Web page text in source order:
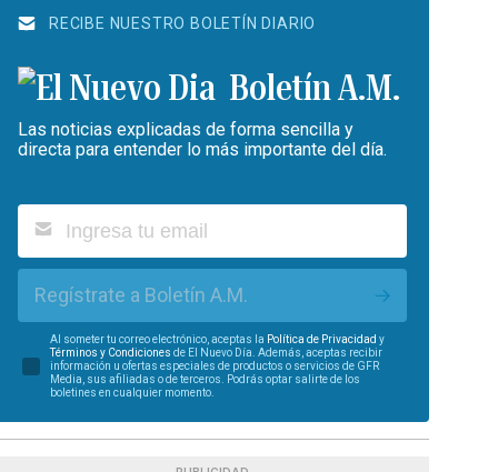
RECIBE NUESTRO BOLETÍN DIARIO
Boletín A.M.
Las noticias explicadas de forma sencilla y
directa para entender lo más importante del día.
Regístrate a Boletín A.M.
Al someter tu correo electrónico, aceptas la Política de Privacidad y
Términos y Condiciones de El Nuevo Día. Además, aceptas recibir
información u ofertas especiales de productos o servicios de GFR
Media, sus afiliadas o de terceros. Podrás optar salirte de los
boletines en cualquier momento.